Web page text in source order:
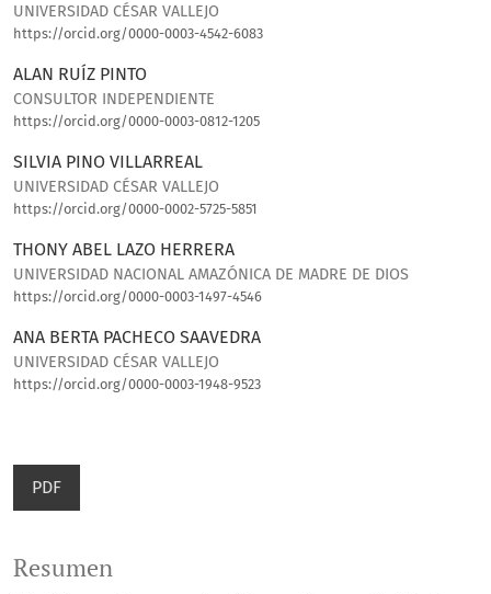
UNIVERSIDAD CÉSAR VALLEJO
https://orcid.org/0000-0003-4542-6083
ALAN RUÍZ PINTO
CONSULTOR INDEPENDIENTE
https://orcid.org/0000-0003-0812-1205
SILVIA PINO VILLARREAL
UNIVERSIDAD CÉSAR VALLEJO
https://orcid.org/0000-0002-5725-5851
THONY ABEL LAZO HERRERA
UNIVERSIDAD NACIONAL AMAZÓNICA DE MADRE DE DIOS
https://orcid.org/0000-0003-1497-4546
ANA BERTA PACHECO SAAVEDRA
UNIVERSIDAD CÉSAR VALLEJO
https://orcid.org/0000-0003-1948-9523
PDF
Resumen